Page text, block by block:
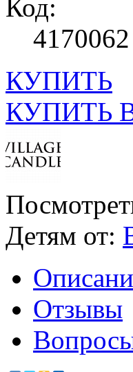
Код:
4170062
КУПИТЬ
КУПИТЬ
Детям от:
Отзывы